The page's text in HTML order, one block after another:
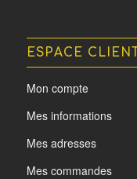
ESPACE CLIENT
Mon compte
Mes informations
Mes adresses
Mes commandes